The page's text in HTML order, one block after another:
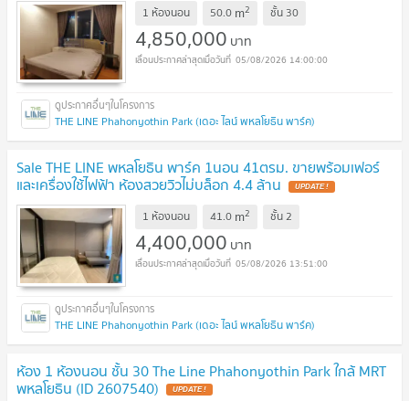
1 ห้องนอน 50.0 m2 ชั้น 30
4,850,000 บาท
05/08/2026 14:00:00
THE LINE Phahonyothin Park (เดอะ ไลน์ พหลโยธิน พาร์ค)
Sale THE LINE พหลโยธิน พาร์ค 1นอน 41ตรม. ขายพร้อมเฟอร์
และเครื่องใช้ไฟฟ้า ห้องสวยวิวไม่บล็อก 4.4 ล้าน UPDATE !
1 ห้องนอน 41.0 m2 ชั้น2
4,400,000 บาท
05/08/2026 13:51:00
THE LINE Phahonyothin Park (เดอะ ไลน์ พหลโยธิน พาร์ค)
ห้อง 1 ห้องนอน ชั้น 30 The Line Phahonyothin Park ใกล้ MRT
พหลโยธิน (ID 2607540) UPDATE !